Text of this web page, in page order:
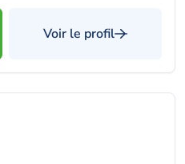
Voir le profil